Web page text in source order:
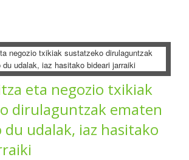
eta negozio txikiak
dirulaguntzak ematen
udalak, iaz hasitako